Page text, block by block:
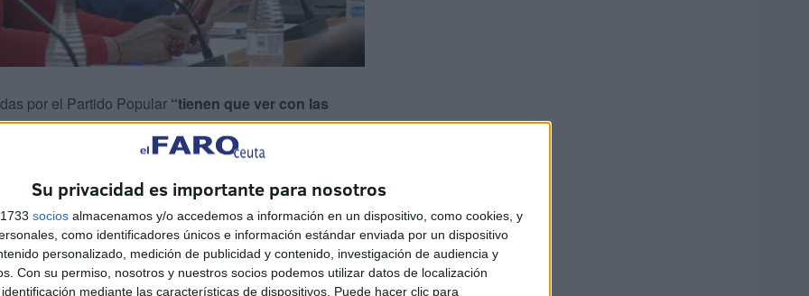
Su privacidad es importante para nosotros
socios almacenamos y/o accedemos a información en un dispositivo, como cookies, y
como identificadores únicos e información estándar enviada por un dispositivo
personalizado, medición de publicidad y contenido, investigación de audiencia y
Con su permiso, nosotros y nuestros socios podemos utilizar datos de localización
mediante las características de dispositivos. Puede hacer clic para
por el Partido Popular “tienen que ver con las
incrementado los ingresos unos seis millones debido a
tienen que ver con el ascenso de la AD
y la atención social”.
resto de grupo parlamentarias para luego responder a